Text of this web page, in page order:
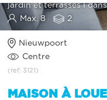
jardin et terrasses I
Max. 8
2
Nieuwpoort
Centre
(ref: 3121)
MAISON À